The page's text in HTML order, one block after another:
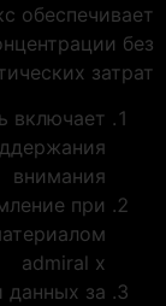
обеспечивает
без
затрат.
включает
внимания
при
admiral x
данных за